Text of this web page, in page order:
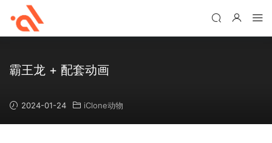
霸王龙 + 配套动画
2024-01-24 iClone动物